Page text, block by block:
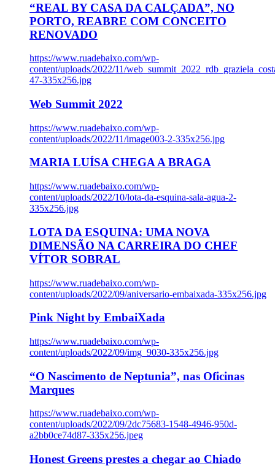
“REAL BY CASA DA CALÇADA”, NO
PORTO, REABRE COM CONCEITO
RENOVADO
https://www.ruadebaixo.com/wp-
content/uploads/2022/11/
47-335x256.jpg
Web Summit 2022
https://www.ruadebaixo.com/wp-
content/uploads/2022/11/image003-2-335x256.jpg
MARIA LUÍSA CHEGA A BRAGA
https://www.ruadebaixo.com/wp-
content/uploads/2022/10/lota-da-esquina-sala-agua-2-
335x256.jpg
LOTA DA ESQUINA: UMA NOVA
DIMENSÃO NA CARREIRA DO CHEF
VÍTOR SOBRAL
https://www.ruadebaixo.com/wp-
content/uploads/2022/09/aniversario-embaixada-335x256.jpg
Pink Night by EmbaiXada
https://www.ruadebaixo.com/wp-
content/uploads/2022/09/img_9030-335x256.jpg
“O Nascimento de Neptunia”, nas Oficinas
Marques
https://www.ruadebaixo.com/wp-
content/uploads/2022/09/2dc75683-1548-4946-950d-
a2bb0ce74d87-335x256.jpeg
Honest Greens prestes a chegar ao Chiado